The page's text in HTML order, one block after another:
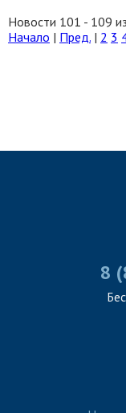
Новости 101 - 109
Начало | Пред. | 2 3
8